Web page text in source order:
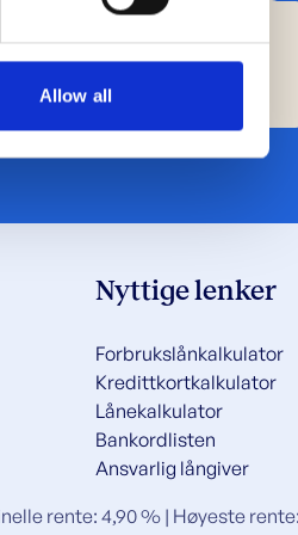
who may combine it with
Allow all
kl. 08-20
08-16
kl. 10-14
Nyttige lenker
Forbrukslånkalkulator
Kredittkortkalkulator
Lånekalkulator
Bankordlisten
Ansvarlig långiver
rente: 4,90 % | Høyeste